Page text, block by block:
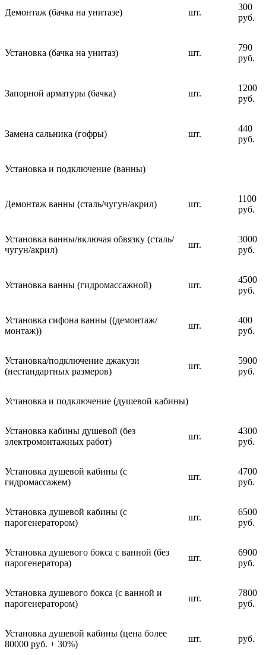
Демонтаж (бачка на унитазе) шт.
300
руб.
Установка (бачка на унитаз) шт.
790
руб.
Запорной арматуры (бачка) шт.
1200
руб.
Замена сальника (гофры) шт.
440
руб.
Установка и подключение (ванны)
Демонтаж ванны (сталь/чугун/акрил) шт.
1100
руб.
Установка ванны/включая обвязку (сталь/
чугун/акрил)
шт.
3000
руб.
Установка ванны (гидромассажной) шт.
4500
руб.
Установка сифона ванны ((демонтаж/
монтаж))
шт.
400
руб.
Установка/подключение джакузи
(нестандартных размеров)
шт.
5900
руб.
Установка и подключение (душевой кабины)
Установка кабины душевой (без
электромонтажных работ)
шт.
4300
руб.
Установка душевой кабины (с
гидромассажем)
шт.
4700
руб.
Установка душевой кабины (с
парогенератором)
шт.
6500
руб.
Установка душевого бокса с ванной (без
парогенератора)
шт.
6900
руб.
Установка душевого бокса (с ванной и
парогенератором)
шт.
7800
руб.
Установка душевой кабины (цена более
80000 руб. + 30%)
шт. руб.